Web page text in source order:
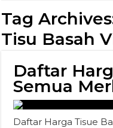
Tag
Tisu Basah
Daftar
Semua
Daftar Harga Tisue